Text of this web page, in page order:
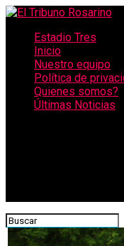
Estadio Tres
Inicio
Nuestro equipo
Política de
Quienes somos?
Últimas Noticias